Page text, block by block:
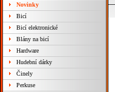
Novinky
Bicí
Bicí elektronické
Blány na bicí
Hardware
Hudební dárky
Činely
Perkuse